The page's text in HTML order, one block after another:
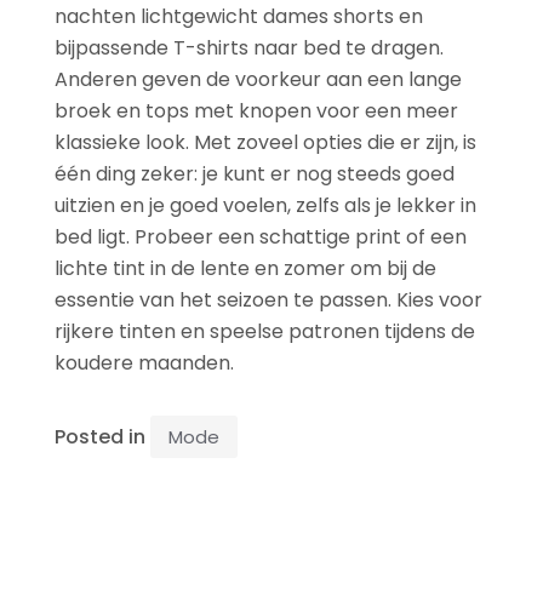
nachten lichtgewicht dames shorts en
bijpassende T-shirts naar bed te dragen.
Anderen geven de voorkeur aan een lange
broek en tops met knopen voor een meer
klassieke look. Met zoveel opties die er zijn, is
één ding zeker: je kunt er nog steeds goed
uitzien en je goed voelen, zelfs als je lekker in
bed ligt. Probeer een schattige print of een
lichte tint in de lente en zomer om bij de
essentie van het seizoen te passen. Kies voor
rijkere tinten en speelse patronen tijdens de
koudere maanden.
Posted in Mode